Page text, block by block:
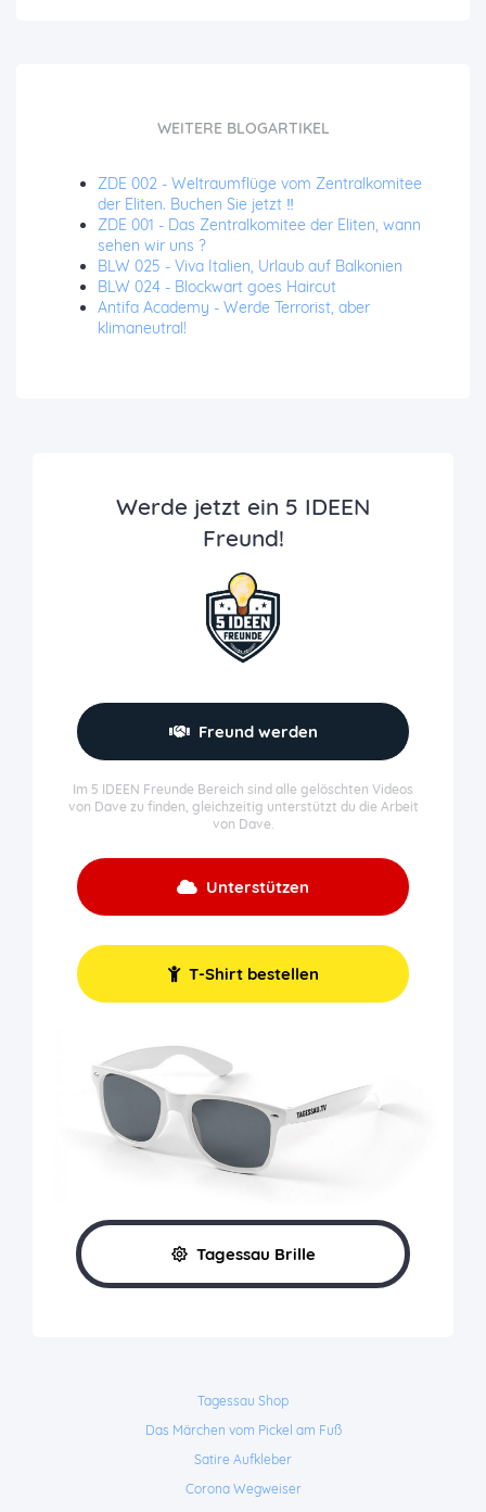
WEITERE BLOGARTIKEL
ZDE 002 - Weltraumflüge vom Zentralkomitee
der Eliten. Buchen Sie jetzt ‼️
ZDE 001 - Das Zentralkomitee der Eliten, wann
sehen wir uns ?
BLW 025 - Viva Italien, Urlaub auf Balkonien
BLW 024 - Blockwart goes Haircut
Antifa Academy - Werde Terrorist, aber
klimaneutral!
Werde jetzt ein 5 IDEEN
Freund!
Freund werden
Im 5 IDEEN Freunde Bereich sind alle gelöschten Videos
von Dave zu finden, gleichzeitig unterstützt du die Arbeit
von Dave.
Unterstützen
T-Shirt bestellen
Tagessau Brille
Tagessau Shop
Das Märchen vom Pickel am Fuß
Satire Aufkleber
Corona Wegweiser